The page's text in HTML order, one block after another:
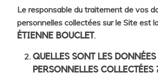
Le responsable du traitement de vos
personnelles collectées sur le Site est
ÉTIENNE BOUCLET.
QUELLES SONT LES DONNÉES
PERSONNELLES COLLECTÉES